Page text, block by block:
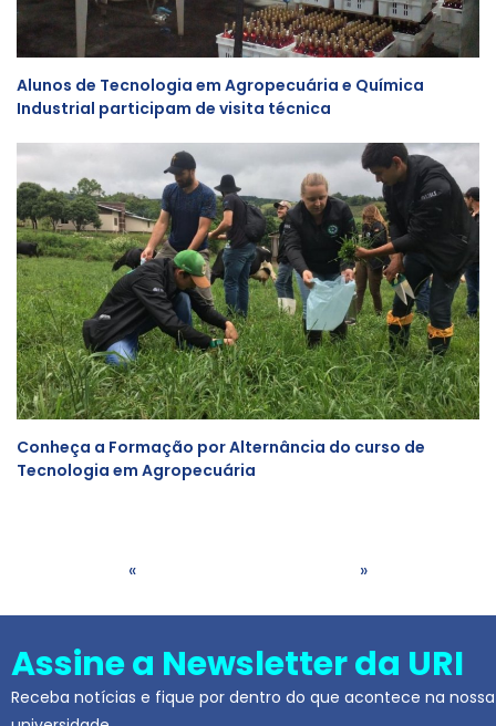
Alunos de Tecnologia em Agropecuária e Química
Industrial participam de visita técnica
Conheça a Formação por Alternância do curso de
Tecnologia em Agropecuária
« »
Assine a Newsletter da URI
Receba notícias e fique por dentro do que acontece na nossa